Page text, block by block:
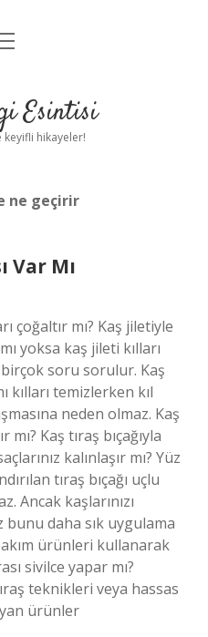
UyarıEsintisi
keyifli hikayeler!
ne geçirir
Var Mı
çoğaltır mı? Kaş jiletiyle
yoksa kaş jileti kılları
soru sorulur. Kaş
kılları temizlerken kıl
neden olmaz. Kaş
Kaş tıraş bıçağıyla
kalınlaşır mı? Yüz
tıraş bıçağı uçlu
Ancak kaşlarınızı
bunu daha sık uygulama
ürünleri kullanarak
sivilce yapar mı?
teknikleri veya hassas
ürünler